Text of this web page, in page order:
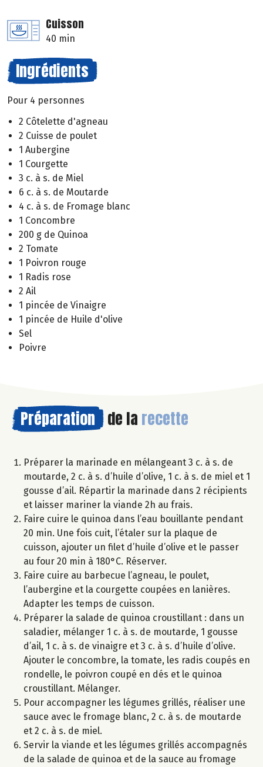
Cuisson
40 min
Ingrédients
Pour 4 personnes
2 Côtelette d'agneau
2 Cuisse de poulet
1 Aubergine
1 Courgette
3 c. à s. de Miel
6 c. à s. de Moutarde
4 c. à s. de Fromage blanc
1 Concombre
200 g de Quinoa
2 Tomate
1 Poivron rouge
1 Radis rose
2 Ail
1 pincée de Vinaigre
1 pincée de Huile d'olive
Sel
Poivre
Préparation de la recette
Préparer la marinade en mélangeant 3 c. à s. de
moutarde, 2 c. à s. d’huile d’olive, 1 c. à s. de miel et 1
gousse d’ail. Répartir la marinade dans 2 récipients
et laisser mariner la viande 2h au frais.
Faire cuire le quinoa dans l’eau bouillante pendant
20 min. Une fois cuit, l’étaler sur la plaque de
cuisson, ajouter un filet d’huile d’olive et le passer
au four 20 min à 180°C. Réserver.
Faire cuire au barbecue l’agneau, le poulet,
l’aubergine et la courgette coupées en lanières.
Adapter les temps de cuisson.
Préparer la salade de quinoa croustillant : dans un
saladier, mélanger 1 c. à s. de moutarde, 1 gousse
d’ail, 1 c. à s. de vinaigre et 3 c. à s. d’huile d’olive.
Ajouter le concombre, la tomate, les radis coupés en
rondelle, le poivron coupé en dés et le quinoa
croustillant. Mélanger.
Pour accompagner les légumes grillés, réaliser une
sauce avec le fromage blanc, 2 c. à s. de moutarde
et 2 c. à s. de miel.
Servir la viande et les légumes grillés accompagnés
de la salade de quinoa et de la sauce au fromage